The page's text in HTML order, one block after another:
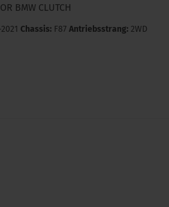
BMW CLUTCH
Chassis: F87 Antriebsstrang: 2WD